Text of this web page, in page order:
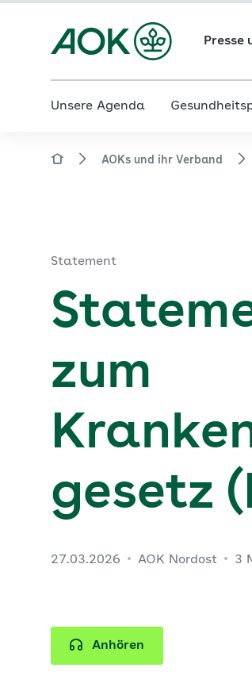
Presse
Unsere Agenda
AOKs und ihr Verband
Statement
zum
gesetz
27.03.2026 AOK Nordost 3
Anhören